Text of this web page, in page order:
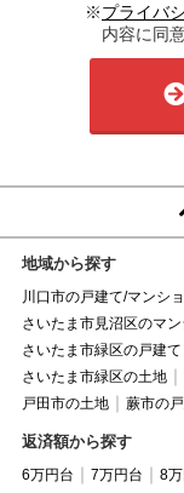
※プライバ
内容に同
地域から探す
川口市の戸建て/マンシ
さいたま市見沼区のマ
さいたま市緑区の戸建て
さいたま市緑区の土地
戸田市の土地
蕨市の
返済額から探す
6万円台 7万円台 8